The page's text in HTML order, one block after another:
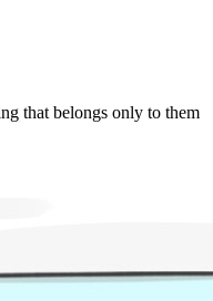
that belongs only to them